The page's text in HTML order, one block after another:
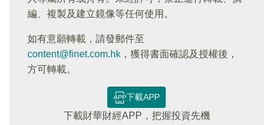
編、複製及建立鏡像等任何使用。
如有意願轉載，請發郵件至
content@finet.com.hk ，獲得書面確認及授權後，
方可轉載。
下載APP
下載財華財經APP，把握投資先機